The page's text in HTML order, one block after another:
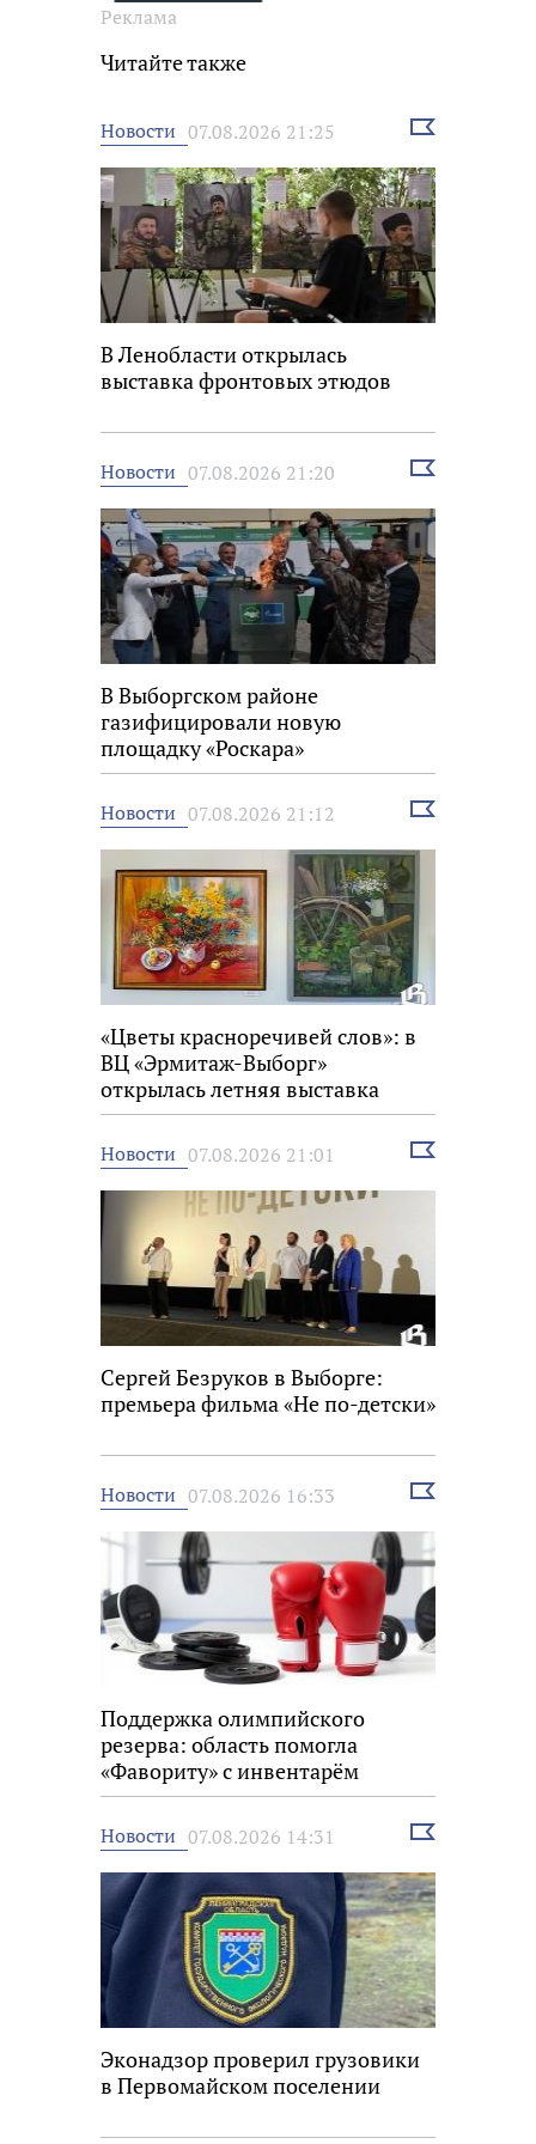
Реклама
Читайте также
Новости 07.08.2026 21:25
Выбрать
В Ленобласти открылась
выставка фронтовых этюдов
Новости 07.08.2026 21:20
Выбрать
В Выборгском районе
газифицировали новую
площадку «Роскара»
Новости 07.08.2026 21:12
Выбрать
«Цветы красноречивей слов»: в
ВЦ «Эрмитаж-Выборг»
открылась летняя выставка
Новости 07.08.2026 21:01
Выбрать
Сергей Безруков в Выборге:
премьера фильма «Не по-детски»
Новости 07.08.2026 16:33
Выбрать
Поддержка олимпийского
резерва: область помогла
«Фавориту» с инвентарём
Новости 07.08.2026 14:31
Выбрать
Эконадзор проверил грузовики
в Первомайском поселении